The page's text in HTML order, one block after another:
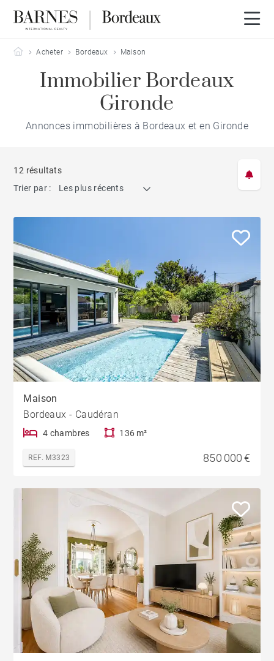
Barnes Bordeaux
Acheter Bordeaux Maison
Immobilier Bordeaux
Gironde
Annonces immobilières à Bordeaux et en Gironde
12 résultats
Trier par :
Les plus récents
Maison
Bordeaux - Caudéran
4 chambres 136 m²
REF. M3323 850 000 €